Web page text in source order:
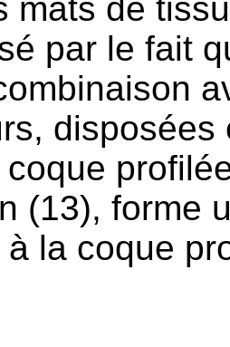
mats de
par le fait
coque
(13), forme
la coque